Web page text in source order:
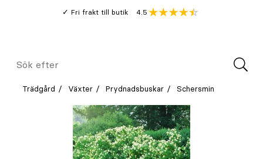
Fri frakt till butik
Genomsnitt
4.5
Meny
Sök
Trädgård Växter Prydnadsbuskar Schersmin